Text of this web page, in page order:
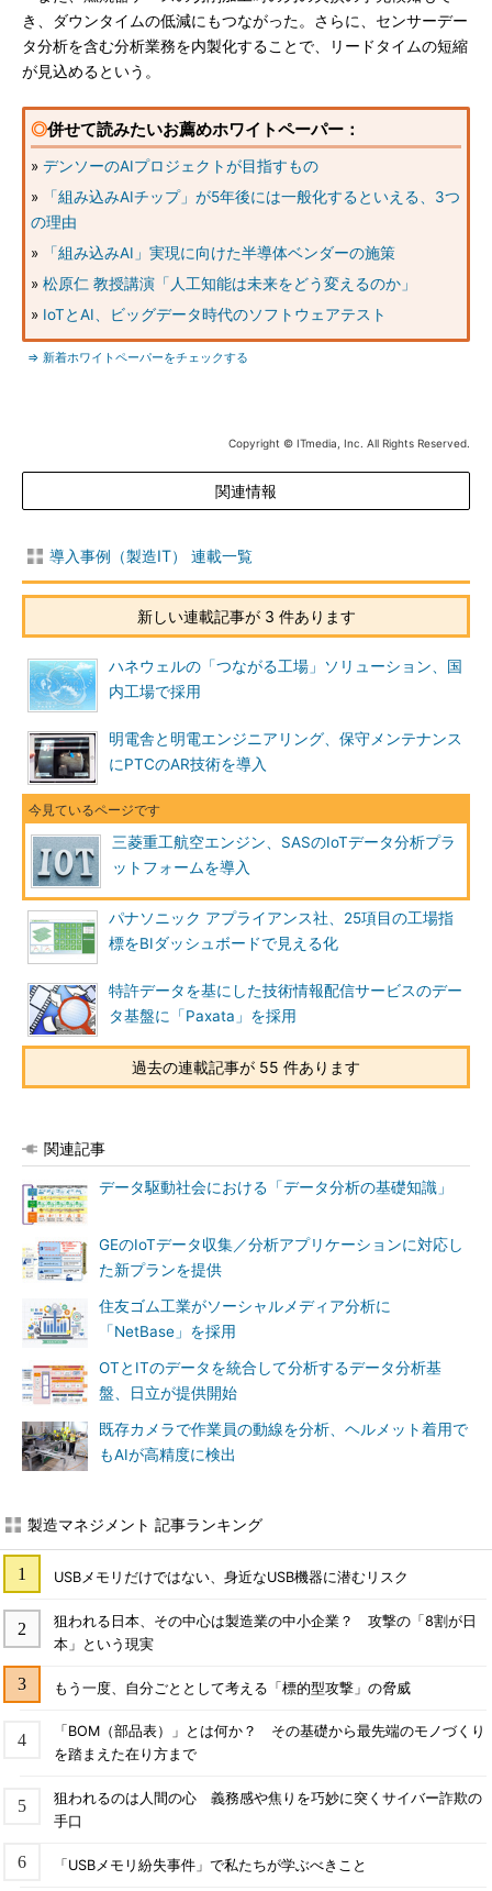
き、ダウンタイムの低減にもつながった。さらに、センサーデー
タ分析を含む分析業務を内製化することで、リードタイムの短縮
が見込めるという。
◎併せて読みたいお薦めホワイトペーパー：
» デンソーのAIプロジェクトが目指すもの
»
「組み込みAIチップ」が5年後には一般化するといえる、3つ
の理由
»
「組み込みAI」実現に向けた半導体ベンダーの施策
» 松原仁 教授講演「人工知能は未来をどう変えるのか」
» IoTとAI、ビッグデータ時代のソフトウェアテスト
⇒ 新着ホワイトペーパーをチェックする
Copyright © ITmedia, Inc. All Rights Reserved.
関連情報
導入事例（製造IT） 連載一覧
新しい連載記事が 3 件あります
ハネウェルの「つながる工場」ソリューション、国
内工場で採用
明電舎と明電エンジニアリング、保守メンテナンス
にPTCのAR技術を導入
三菱重工航空エンジン、SASのIoTデータ分析プラ
ットフォームを導入
パナソニック アプライアンス社、25項目の工場指
標をBIダッシュボードで見える化
特許データを基にした技術情報配信サービスのデー
タ基盤に「Paxata」を採用
過去の連載記事が 55 件あります
関連記事
データ駆動社会における「データ分析の基礎知識」
GEのIoTデータ収集／分析アプリケーションに対応し
た新プランを提供
住友ゴム工業がソーシャルメディア分析に
「NetBase」を採用
OTとITのデータを統合して分析するデータ分析基
盤、日立が提供開始
既存カメラで作業員の動線を分析、ヘルメット着用で
もAIが高精度に検出
製造マネジメント 記事ランキング
USBメモリだけではない、身近なUSB機器に潜むリスク
狙われる日本、その中心は製造業の中小企業？ 攻撃の「8割が日
本」という現実
もう一度、自分ごととして考える「標的型攻撃」の脅威
「BOM（部品表）」とは何か？ その基礎から最先端のモノづくり
を踏まえた在り方まで
狙われるのは人間の心 義務感や焦りを巧妙に突くサイバー詐欺の
手口
「USBメモリ紛失事件」で私たちが学ぶべきこと